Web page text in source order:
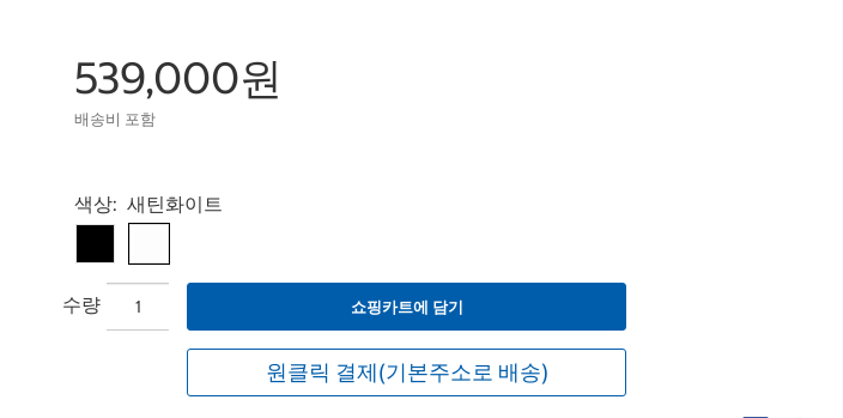
539,000원
배송비 포함
Select product
색상: 새틴화이트
수량 쇼핑카트에 담기
원클릭 결제(기본주소로 배송)